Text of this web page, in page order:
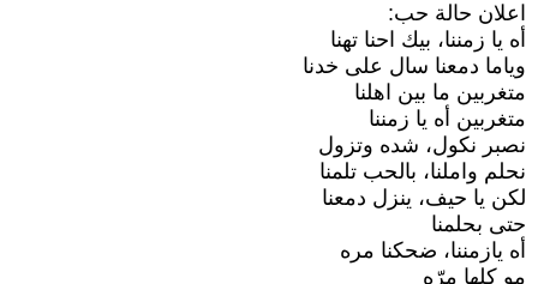
اعلان حالة حب:
أه يا زمننا، بيك احنا تهنا
وياما دمعنا سال على خدنا
متغربين ما بين اهلنا
متغربين أه يا زمننا
نصبر نكول، شده وتزول
نحلم واملنا، بالحب تلمنا
لكن يا حيف، ينزل دمعنا
حتى بحلمنا
أه يازمننا، ضحكنا مره
مو كلها مرّه